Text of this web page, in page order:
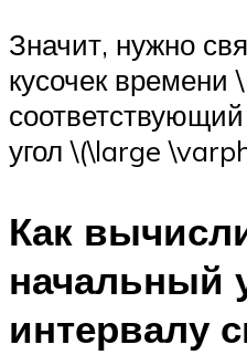
Значит, нужно
кусочек
угол \(\large
Как
начальный
интервалу